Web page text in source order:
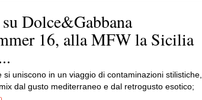
Dolce&Gabbana
16, alla MFW la Sicilia
uniscono in un viaggio di contaminazioni stilistiche,
dal gusto mediterraneo e dal retrogusto esotico;